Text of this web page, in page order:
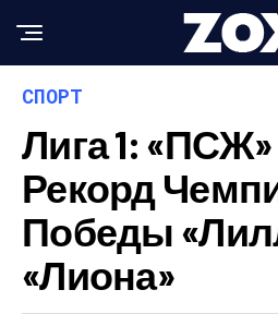
СПОРТ
Лига 1:
Рекорд
Победы
«Лиона»